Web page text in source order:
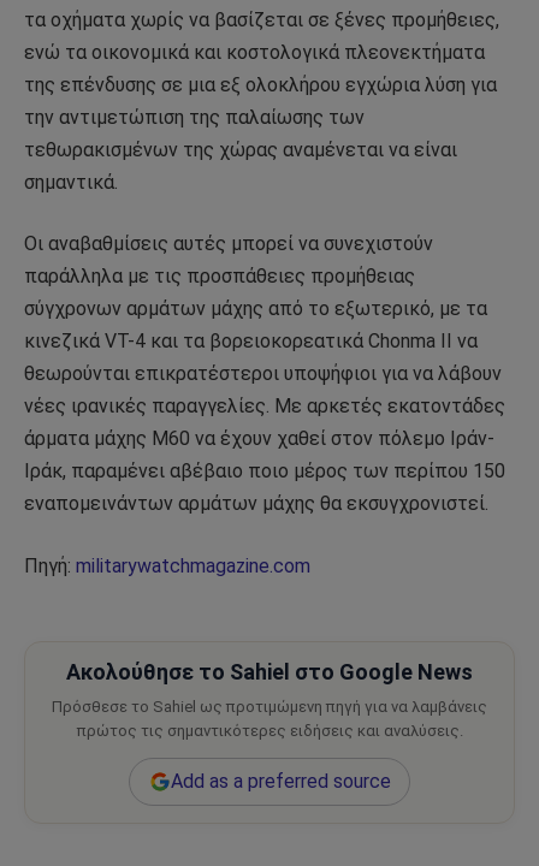
τα οχήματα χωρίς να βασίζεται σε ξένες προμήθειες,
ενώ τα οικονομικά και κοστολογικά πλεονεκτήματα
της επένδυσης σε μια εξ ολοκλήρου εγχώρια λύση για
την αντιμετώπιση της παλαίωσης των
τεθωρακισμένων της χώρας αναμένεται να είναι
σημαντικά.
Οι αναβαθμίσεις αυτές μπορεί να συνεχιστούν
παράλληλα με τις προσπάθειες προμήθειας
σύγχρονων αρμάτων μάχης από το εξωτερικό, με τα
κινεζικά VT-4 και τα βορειοκορεατικά Chonma II να
θεωρούνται επικρατέστεροι υποψήφιοι για να λάβουν
νέες ιρανικές παραγγελίες. Με αρκετές εκατοντάδες
άρματα μάχης M60 να έχουν χαθεί στον πόλεμο Ιράν-
Ιράκ, παραμένει αβέβαιο ποιο μέρος των περίπου 150
εναπομεινάντων αρμάτων μάχης θα εκσυγχρονιστεί.
Πηγή: militarywatchmagazine.com
Ακολούθησε το Sahiel στο Google News
Πρόσθεσε το Sahiel ως προτιμώμενη πηγή για να λαμβάνεις
πρώτος τις σημαντικότερες ειδήσεις και αναλύσεις.
Add as a preferred source